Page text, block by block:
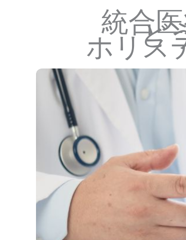
統合ど
ホリス